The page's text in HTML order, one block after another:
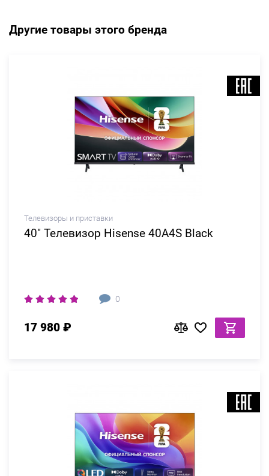
Другие товары этого бренда
Телевизоры и приставки
40" Телевизор Hisense 40A4S Black
0
17 980 ₽